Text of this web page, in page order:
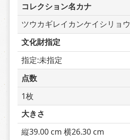
コレクション名カナ
ツウカギレイカンケイシリョウ
文化財指定
指定:未指定
点数
1枚
大きさ
縦39.00 cm 横26.30 cm